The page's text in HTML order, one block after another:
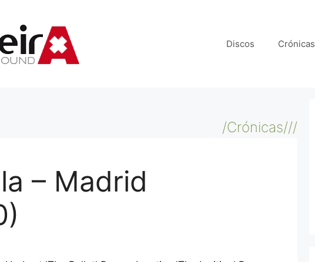
Discos Crónicas
/Crónicas///
– Madrid